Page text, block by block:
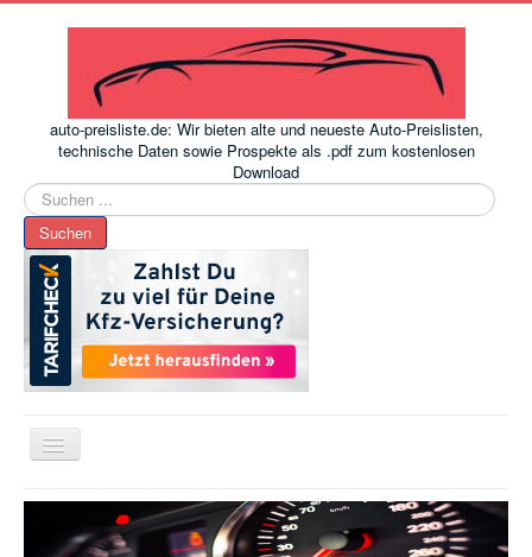
auto-preisliste.de: Wir bieten alte und neueste Auto-Preislisten,
technische Daten sowie Prospekte als .pdf zum kostenlosen
Download
Suchen
...
Suchen
Toggle
Navigation
www.auto-preisliste.de-Auto – Neupreis ermitteln einfach